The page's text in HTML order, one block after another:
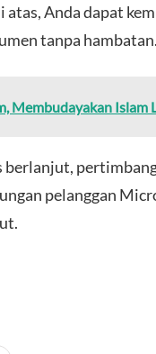
atas, Anda dapat
tanpa hambatan.
Membudayakan Islam
berlanjut,
pelanggan